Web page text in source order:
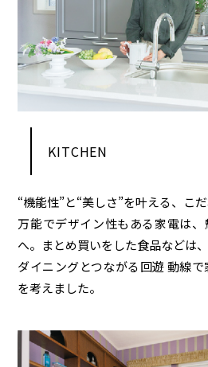
KITCHEN
“機能性”と“美しさ”を叶える、こ
万能でデザイン性もある家電は
へ。まとめ買いをした食品などは
ダイニングとつながる回遊 動線
を考えました。